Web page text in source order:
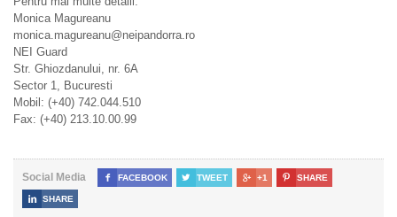
Monica Magureanu
monica.magureanu@neipandorra.ro
NEI Guard
Str. Ghiozdanului, nr. 6A
Sector 1, Bucuresti
Mobil: (+40) 742.044.510
Fax: (+40) 213.10.00.99
Social Media  FACEBOOK  TWEET  +1  SHARE
 SHARE